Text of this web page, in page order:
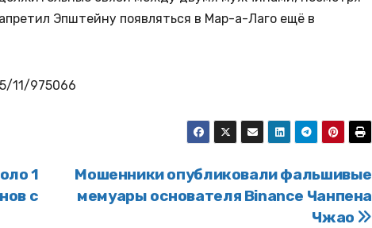
Эпштейну появляться в Мар-а-Лаго ещё в
11/975066
Мошенники опубликовали фальшивые
мемуары основателя Binance Чанпена
Чжао
1
с